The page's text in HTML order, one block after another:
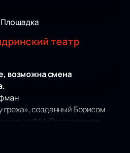
Площадка
театр
возможна смена
греха», созданный Борисом
Ф.М. Достоевского
приглашает зрителей в